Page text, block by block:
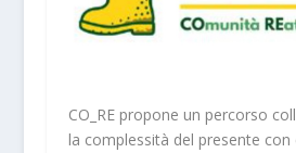
CO_RE propone un percorso
la complessità del presente con